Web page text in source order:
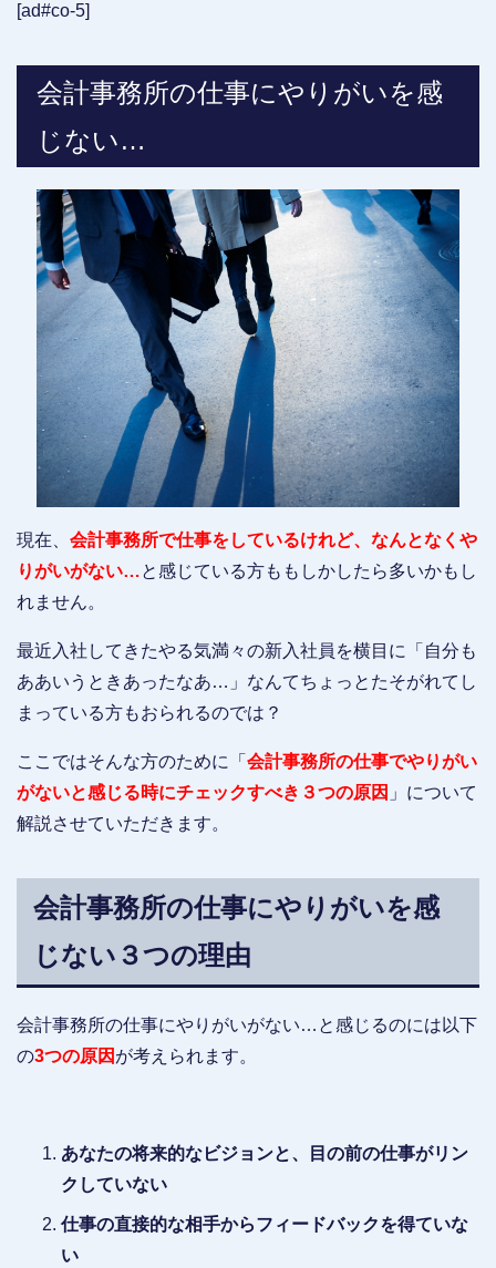
[ad#co-5]
会計事務所の仕事にやりがいを感
じない…
現在、 会計事務所で仕事をしているけれど、なんとなくや
りがいがない…と感じている方ももしかしたら多いかもし
れません。
最近入社してきたやる気満々の新入社員を横目に「自分も
ああいうときあったなあ…」なんてちょっとたそがれてし
まっている方もおられるのでは？
ここではそんな方のために「 会計事務所の仕事でやりがい
がないと感じる時にチェックすべき３つの原因 」について
解説させていただきます。
会計事務所の仕事にやりがいを感
じない３つの理由
会計事務所の仕事にやりがいがない…と感じるのには以下
の3つの原因 が考えられます。
あなたの将来的なビジョンと、目の前の仕事がリン
クしていない
仕事の直接的な相手からフィードバックを得ていな
い